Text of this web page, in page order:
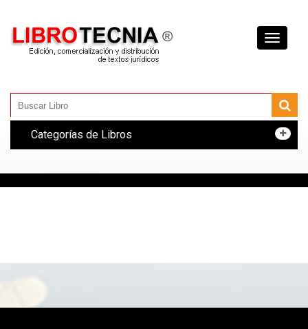
Toggle
Categorías de Libros